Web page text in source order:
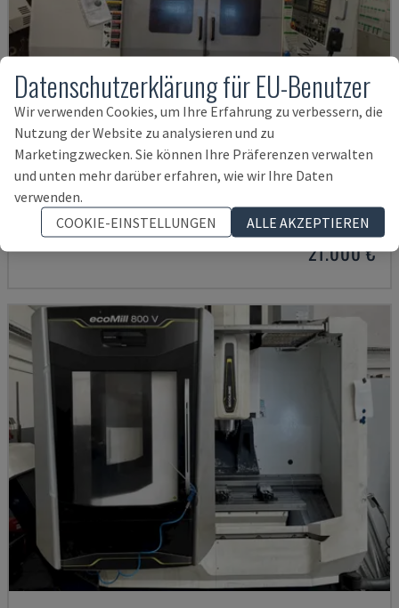
MYNX 550
DAEWOO - VERTIKAL-BEARBEITUNGSZENTRUM
ITALIEN 2003
21.000 €
Datenschutzerklärung für EU-Benutzer
Wir verwenden Cookies, um Ihre Erfahrung zu verbessern, die
Nutzung der Website zu analysieren und zu
Marketingzwecken. Sie können Ihre Präferenzen verwalten
und unten mehr darüber erfahren, wie wir Ihre Daten
verwenden.
COOKIE-EINSTELLUNGEN
ALLE AKZEPTIEREN